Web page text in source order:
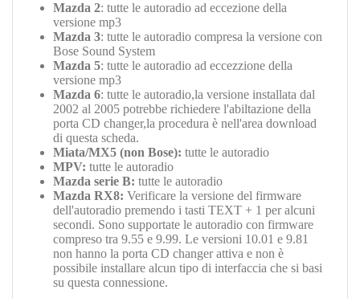
Mazda 2: tutte le autoradio ad eccezione della
versione mp3
Mazda 3: tutte le autoradio compresa la versione con
Bose Sound System
Mazda 5: tutte le autoradio ad eccezzione della
versione mp3
Mazda 6: tutte le autoradio,la versione installata dal
2002 al 2005 potrebbe richiedere l'abiltazione della
porta CD changer,la procedura è nell'area download
di questa scheda.
Miata/MX5 (non Bose): tutte le autoradio
MPV: tutte le autoradio
Mazda serie B: tutte le autoradio
Mazda RX8: Verificare la versione del firmware
dell'autoradio premendo i tasti TEXT + 1 per alcuni
secondi. Sono supportate le autoradio con firmware
compreso tra 9.55 e 9.99. Le versioni 10.01 e 9.81
non hanno la porta CD changer attiva e non è
possibile installare alcun tipo di interfaccia che si basi
su questa connessione.